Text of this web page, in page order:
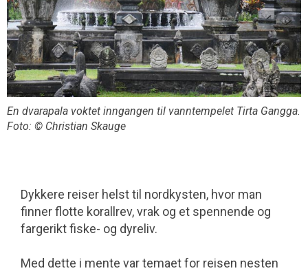
En dvarapala voktet inngangen til vanntempelet Tirta Gangga.
Foto: © Christian Skauge
Dykkere reiser helst til nordkysten, hvor man
finner flotte korallrev, vrak og et spennende og
fargerikt fiske- og dyreliv.
Med dette i mente var temaet for reisen nesten